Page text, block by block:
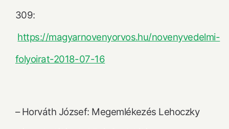
309:
https://magyarnovenyorvos.hu/novenyvedelmi-
folyoirat-2018-07-16
– Horváth József: Megemlékezés Lehoczky